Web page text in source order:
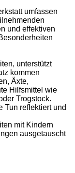
umfassen
und effektiven
unterstützt
kommen
Äxte,
Hilfsmittel wie
Trogstock.
Tun reflektiert und
mit Kindern
ausgetauscht